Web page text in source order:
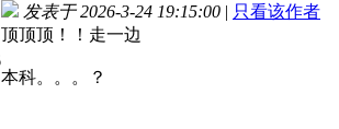
发表于 2026-3-24 19:15:00 | 只看该作者
顶顶顶！！走一边
本科。。。？